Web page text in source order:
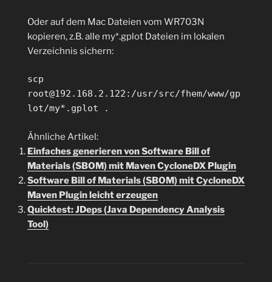
Oder auf dem Mac Dateien vom WR703N
kopieren, z.B. alle my*.gplot Dateien im lokalen
Verzeichnis sichern:
scp
root@192.168.2.122:/usr/src/fhem/www/gp
lot/my*.gplot .
Ähnliche Artikel:
Einfaches generieren von Software Bill of
Materials (SBOM) mit Maven CycloneDX Plugin
Software Bill of Materials (SBOM) mit CycloneDX
Maven Plugin leicht erzeugen
Quicktest: JDeps (Java Dependency Analysis
Tool)